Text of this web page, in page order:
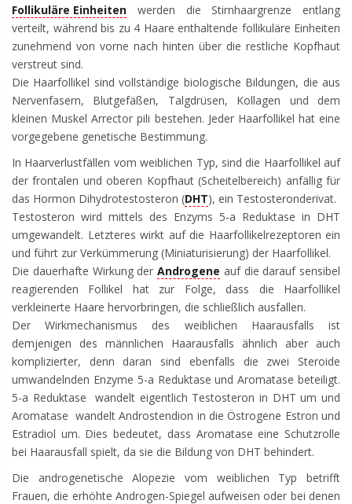
Follikuläre Einheiten werden die Stirnhaargrenze entlang
verteilt, während bis zu 4 Haare enthaltende follikuläre Einheiten
zunehmend von vorne nach hinten über die restliche Kopfhaut
verstreut sind.
Die Haarfollikel sind vollständige biologische Bildungen, die aus
Nervenfasern, Blutgefäßen, Talgdrüsen, Kollagen und dem
kleinen Muskel Arrector pili bestehen. Jeder Haarfollikel hat eine
vorgegebene genetische Bestimmung.
In Haarverlustfällen vom weiblichen Typ, sind die Haarfollikel auf
der frontalen und oberen Kopfhaut (Scheitelbereich) anfällig für
das Hormon Dihydrotestosteron (DHT), ein Testosteronderivat.
Testosteron wird mittels des Enzyms 5-a Reduktase in DHT
umgewandelt. Letzteres wirkt auf die Haarfollikelrezeptoren ein
und führt zur Verkümmerung (Miniaturisierung) der Haarfollikel.
Die dauerhafte Wirkung der Androgene auf die darauf sensibel
reagierenden Follikel hat zur Folge, dass die Haarfollikel
verkleinerte Haare hervorbringen, die schließlich ausfallen.
Der Wirkmechanismus des weiblichen Haarausfalls ist
demjenigen des männlichen Haarausfalls ähnlich aber auch
komplizierter, denn daran sind ebenfalls die zwei Steroide
umwandelnden Enzyme 5-a Reduktase und Aromatase beteiligt.
5-a Reduktase wandelt eigentlich Testosteron in DHT um und
Aromatase wandelt Androstendion in die Östrogene Estron und
Estradiol um. Dies bedeutet, dass Aromatase eine Schutzrolle
bei Haarausfall spielt, da sie die Bildung von DHT behindert.
Die androgenetische Alopezie vom weiblichen Typ betrifft
Frauen, die erhöhte Androgen-Spiegel aufweisen oder bei denen